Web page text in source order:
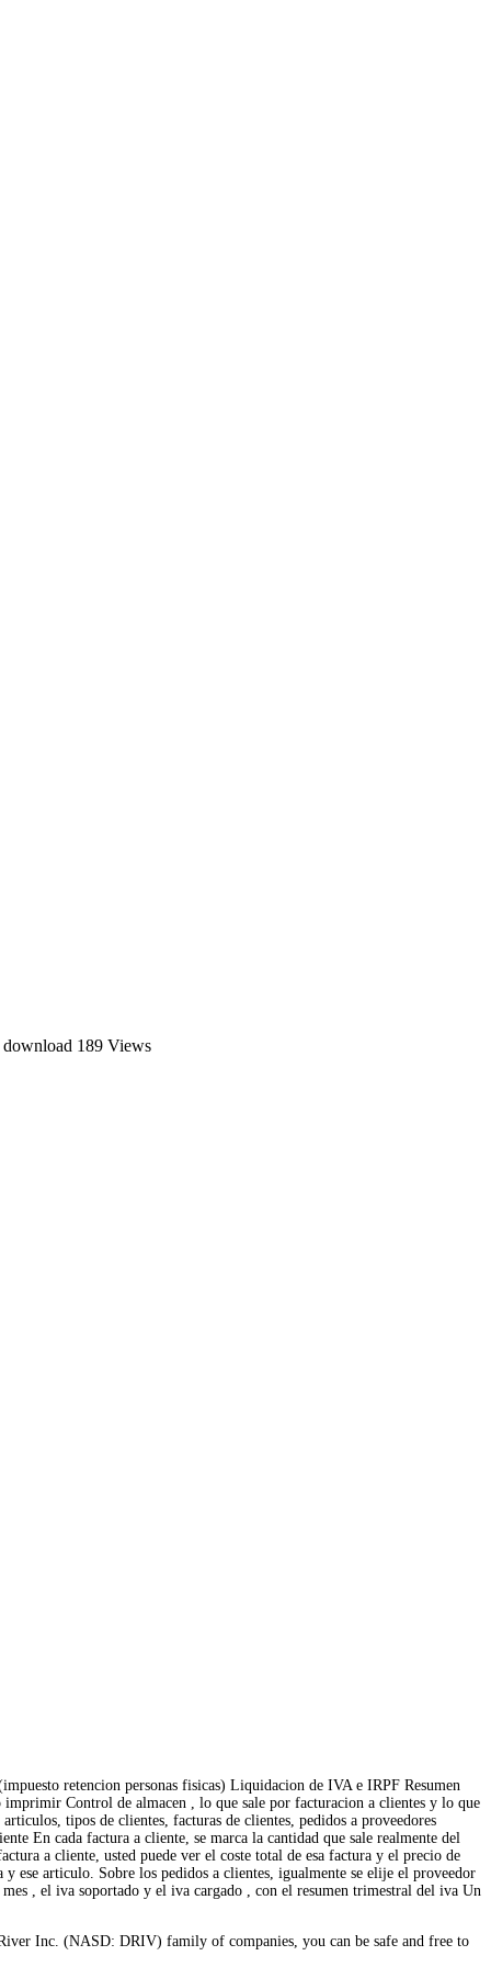
189 Views
retencion personas fisicas) Liquidacion de IVA e IRPF Resumen
imprimir Control de almacen , lo que sale por facturacion a clientes y lo que
tipos de clientes, facturas de clientes, pedidos a proveedores
En cada factura a cliente, se marca la cantidad que sale realmente del
a cliente, usted puede ver el coste total de esa factura y el precio de
ese articulo. Sobre los pedidos a clientes, igualmente se elije el proveedor
, el iva soportado y el iva cargado , con el resumen trimestral del iva Un
Inc. (NASD: DRIV) family of companies, you can be safe and free to